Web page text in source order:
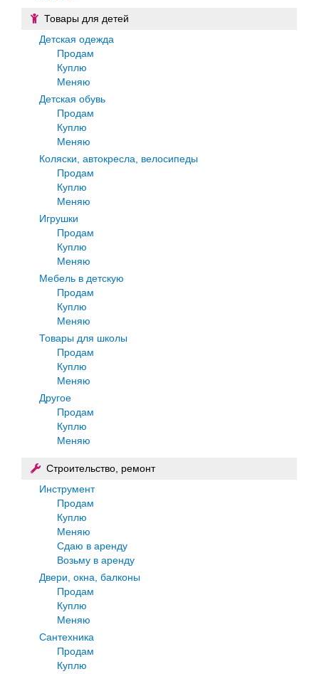
Товары для детей
Детская одежда
Продам
Куплю
Меняю
Детская обувь
Продам
Куплю
Меняю
Коляски, автокресла, велосипеды
Продам
Куплю
Меняю
Игрушки
Продам
Куплю
Меняю
Мебель в детскую
Продам
Куплю
Меняю
Товары для школы
Продам
Куплю
Меняю
Другое
Продам
Куплю
Меняю
Строительство, ремонт
Инструмент
Продам
Куплю
Меняю
Сдаю в аренду
Возьму в аренду
Двери, окна, балконы
Продам
Куплю
Меняю
Сантехника
Продам
Куплю